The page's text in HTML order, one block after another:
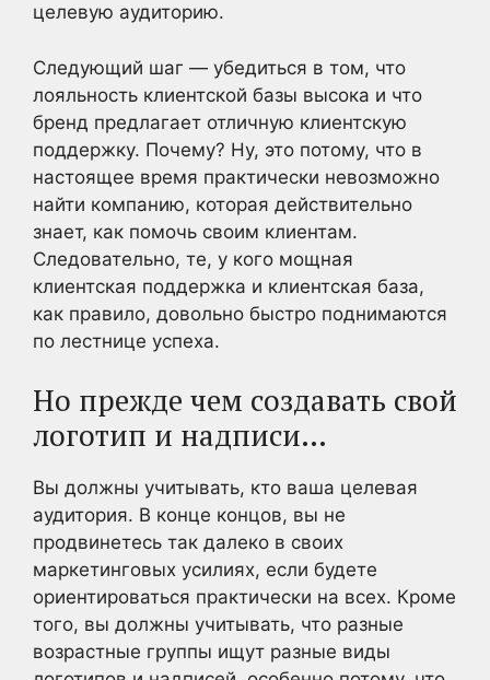
целевую аудиторию.
Следующий шаг — убедиться в том, что
лояльность клиентской базы высока и что
бренд предлагает отличную клиентскую
поддержку. Почему? Ну, это потому, что в
настоящее время практически невозможно
найти компанию, которая действительно
знает, как помочь своим клиентам.
Следовательно, те, у кого мощная
клиентская поддержка и клиентская база,
как правило, довольно быстро поднимаются
по лестнице успеха.
Но прежде чем создавать свой
логотип и надписи…
Вы должны учитывать, кто ваша целевая
аудитория. В конце концов, вы не
продвинетесь так далеко в своих
маркетинговых усилиях, если будете
ориентироваться практически на всех. Кроме
того, вы должны учитывать, что разные
возрастные группы ищут разные виды